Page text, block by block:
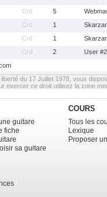
Crd 5
Crd 1
Crd 1
Crd 2
User
du 17 Juillet 1978, vous
exercer ce droit utilisez la zone
guitare
fiche
sa guitare
COURS
Tous les
Lexique
Proposer